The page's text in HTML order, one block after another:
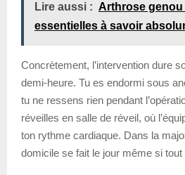
Lire aussi : Arthrose
essentielles à savoir
Concrètement, l’intervention dure
demi-heure. Tu es endormi sous
tu ne ressens rien pendant
réveilles en salle de réveil, où
ton rythme cardiaque. Dans la
domicile se fait le jour même si tout